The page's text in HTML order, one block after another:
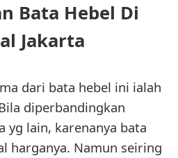
Bata Hebel Di
Jakarta
dari bata hebel ini ialah
diperbandingkan
yg lain, karenanya bata
harganya. Namun seiring